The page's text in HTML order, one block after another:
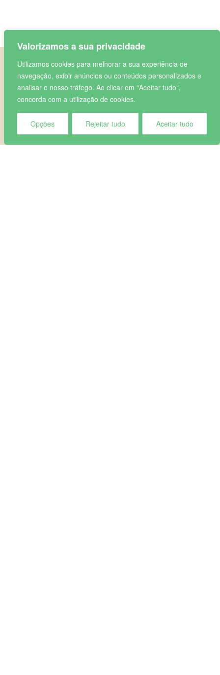
Valorizamos a sua privacidade
Utilizamos cookies para melhorar a sua experiência de
navegação, exibir anúncios ou conteúdos personalizados e
analisar o nosso tráfego. Ao clicar em "Aceitar tudo",
concorda com a utilização de cookies.
Opções Rejeitar tudo Aceitar tudo
GALERIA..